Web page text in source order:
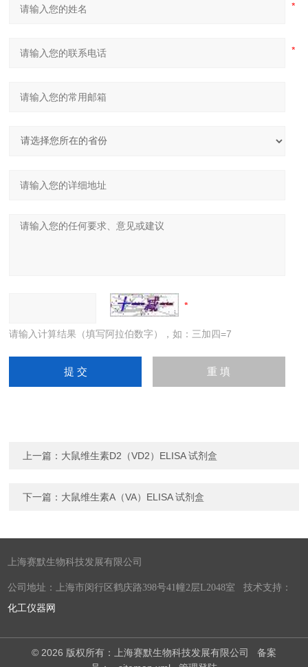
请输入计算结果（填写阿拉伯数字），如：三加四=7
上一篇： 大鼠维生素D2（VD2）ELISA 试剂盒
下一篇： 大鼠维生素A（VA）ELISA 试剂盒
上海赛默生物科技发展有限公司
公司地址：上海市闵行区鹤庆路398号41幢2层L2048室 技术支持：
化工仪器网
© 2026 版权所有：上海赛默生物科技发展有限公司 备案